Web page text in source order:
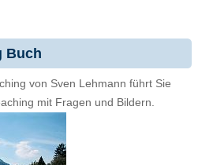
Buch
von Sven Lehmann führt Sie
mit Fragen und Bildern.